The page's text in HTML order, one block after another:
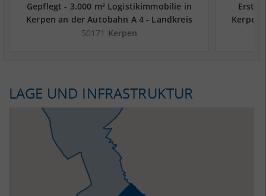
Gepflegt - 3.000 m² Logistikimmobilie in
Kerpen an der Autobahn A 4 - Landkreis
Rhein-Erft-Kreis
50171 Kerpen
Kerpen
LAGE UND INFRASTRUKTUR